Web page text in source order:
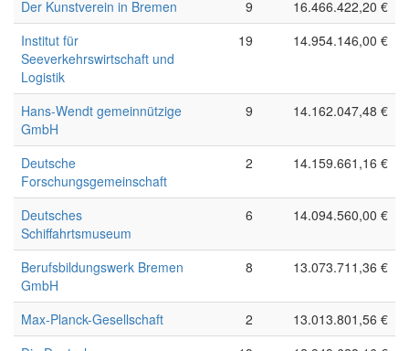
Der Kunstverein in Bremen
9
16.466.422,20 €
Institut für
Seeverkehrswirtschaft und
Logistik
19 14.954.146,00 €
Hans-Wendt gemeinnützige
GmbH
9 14.162.047,48 €
Deutsche
Forschungsgemeinschaft
2 14.159.661,16 €
Deutsches
Schiffahrtsmuseum
6 14.094.560,00 €
Berufsbildungswerk Bremen
GmbH
8 13.073.711,36 €
Max-Planck-Gesellschaft 2
13.013.801,56 €